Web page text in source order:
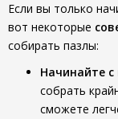
Если вы только
вот некоторые
собирать пазлы:
Начинайте с
собрать
сможете